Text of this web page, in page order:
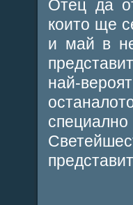
Отец да
които ще
и май в
най-